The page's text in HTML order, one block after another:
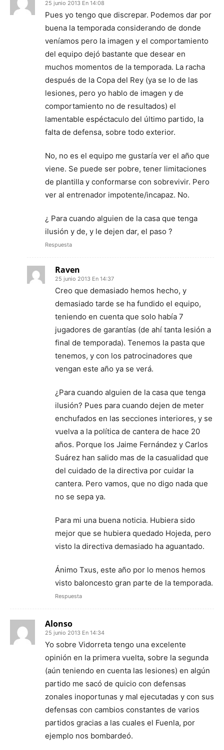
25 junio 2013 En 14:08
Pues yo tengo que discrepar. Podemos dar por
buena la temporada considerando de donde
veníamos pero la imagen y el comportamiento
del equipo dejó bastante que desear en
muchos momentos de la temporada. La racha
después de la Copa del Rey (ya se lo de las
lesiones, pero yo hablo de imagen y de
comportamiento no de resultados) el
lamentable espéctaculo del último partido, la
falta de defensa, sobre todo exterior.
No, no es el equipo me gustaría ver el año que
viene. Se puede ser pobre, tener limitaciones
de plantilla y conformarse con sobrevivir. Pero
ver al entrenador impotente/incapaz. No.
¿ Para cuando alguien de la casa que tenga
ilusión y de, y le dejen dar, el paso ?
Respuesta
Raven
25 junio 2013 En 14:37
Creo que demasiado hemos hecho, y
demasiado tarde se ha fundido el equipo,
teniendo en cuenta que solo había 7
jugadores de garantías (de ahí tanta lesión a
final de temporada). Tenemos la pasta que
tenemos, y con los patrocinadores que
vengan este año ya se verá.
¿Para cuando alguien de la casa que tenga
ilusión? Pues para cuando dejen de meter
enchufados en las secciones interiores, y se
vuelva a la política de cantera de hace 20
años. Porque los Jaime Fernández y Carlos
Suárez han salido mas de la casualidad que
del cuidado de la directiva por cuidar la
cantera. Pero vamos, que no digo nada que
no se sepa ya.
Para mi una buena noticia. Hubiera sido
mejor que se hubiera quedado Hojeda, pero
visto la directiva demasiado ha aguantado.
Ánimo Txus, este año por lo menos hemos
visto baloncesto gran parte de la temporada.
Respuesta
Alonso
25 junio 2013 En 14:34
Yo sobre Vidorreta tengo una excelente
opinión en la primera vuelta, sobre la segunda
(aún teniendo en cuenta las lesiones) en algún
partido me sacó de quicio con defensas
zonales inoportunas y mal ejecutadas y con sus
defensas con cambios constantes de varios
partidos gracias a las cuales el Fuenla, por
ejemplo nos bombardeó.